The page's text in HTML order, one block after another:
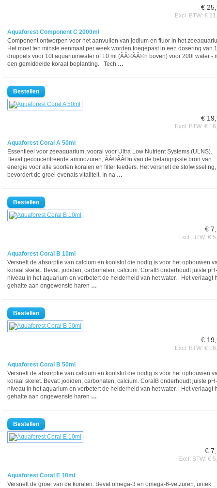
€
Excl. BTW: €
Aquaforest Component C 2000ml
Component ontworpen voor het aanvullen van jodium en fluor in het
Het moet ten minste eenmaal per week worden toegepast in een dosering van
druppels voor 10l aquariumwater of 10 ml (ÃÂ©ÃÂ©n boven) voor 200l water -
een gemiddelde koraal beplanting. Tech …
€
Excl. BTW: €
Aquaforest Coral A 50ml
Essentieel voor zeeaquarium, vooral voor Ultra Low Nutrient Systems (ULNS).
Bevat geconcentreerde aminozuren, ÃÂ©ÃÂ©n van de belangrijkste bron van
energie voor alle soorten koralen en filter feeders. Het versnelt de stofwisseling,
bevordert de groei evenals vitaliteit. In na …
€
Excl. BTW: €
Aquaforest Coral B 10ml
Versnelt de absorptie van calcium en koolstof die nodig is voor het opbouwen
koraal skelet. Bevat: jodiden, carbonaten, calcium. CoralB onderhoudt juiste pH-
niveau in het aquarium en verbetert de helderheid van het water. Het verlaagt
gehalte aan ongewenste haren …
€
Excl. BTW: €
Aquaforest Coral B 50ml
Versnelt de absorptie van calcium en koolstof die nodig is voor het opbouwen
koraal skelet. Bevat: jodiden, carbonaten, calcium. CoralB onderhoudt juiste pH-
niveau in het aquarium en verbetert de helderheid van het water. Het verlaagt
gehalte aan ongewenste haren …
€
Excl. BTW: €
Aquaforest Coral E 10ml
Versnelt de groei van de koralen. Bevat omega-3 en omega-6-vetzuren, uniek